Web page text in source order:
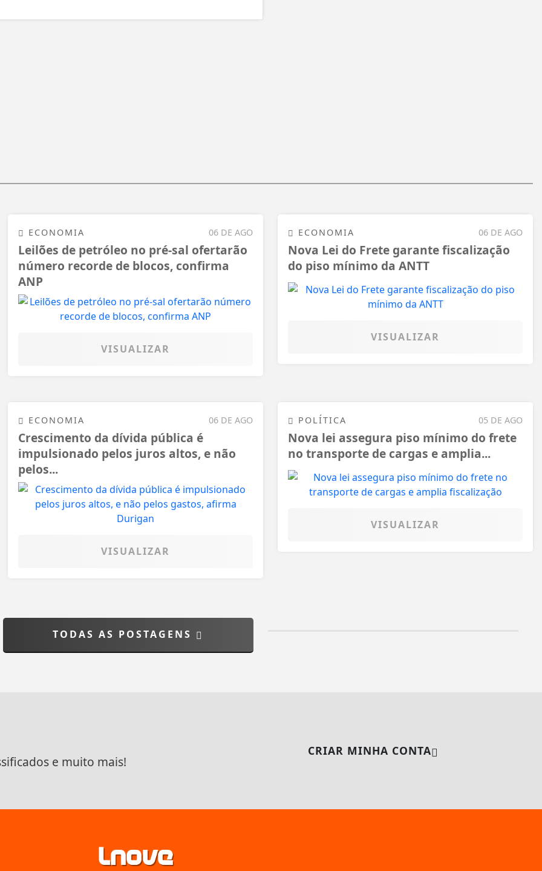
06 DE AGO
ECONOMIA
Leilões de petróleo no pré-sal ofertarão
número recorde de blocos, confirma
ANP
VISUALIZAR
06 DE AGO
ECONOMIA
Nova Lei do Frete garante fiscalização
do piso mínimo da ANTT
VISUALIZAR
06 DE AGO
ECONOMIA
Crescimento da dívida pública é
impulsionado pelos juros altos, e não
pelos...
VISUALIZAR
05 DE AGO
POLÍTICA
Nova lei assegura piso mínimo do frete
no transporte de cargas e amplia...
VISUALIZAR
TODAS AS POSTAGENS
e muito mais!
CRIAR MINHA CONTA